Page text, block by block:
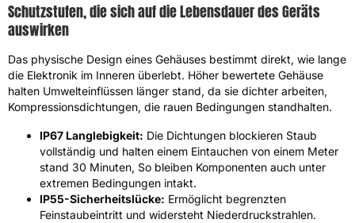
Schutzstufen, die sich auf die Lebensdauer des Geräts
auswirken
Das physische Design eines Gehäuses bestimmt direkt, wie lange
die Elektronik im Inneren überlebt. Höher bewertete Gehäuse
halten Umwelteinflüssen länger stand, da sie dichter arbeiten,
Kompressionsdichtungen, die rauen Bedingungen standhalten.
IP67 Langlebigkeit: Die Dichtungen blockieren Staub
vollständig und halten einem Eintauchen von einem Meter
stand 30 Minuten, So bleiben Komponenten auch unter
extremen Bedingungen intakt.
IP55-Sicherheitslücke: Ermöglicht begrenzten
Feinstaubeintritt und widersteht Niederdruckstrahlen.